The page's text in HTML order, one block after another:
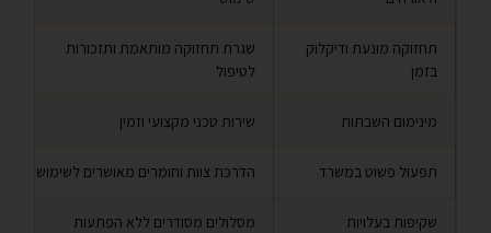
תחזוקה מונעת ודיקלוק
בזמן
שגרת תחזוקה מותאמת ותזכורות
לטיפול
מינימום השבתות שירות טכני מקצועי וזמין
תפעול פשוט במשרד הדרכת צוות וחומרים מאושרים לשימוש
שקיפות בעלויות מסלולים מסודרים ללא הפתעות